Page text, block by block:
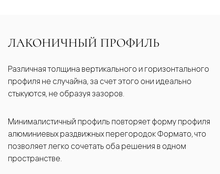
ЛАКОНИЧНЫЙ ПРОФИЛЬ
Различная толщина вертикального и горизонтального
профиля не случайна, за счет этого они идеально
стыкуются, не образуя зазоров.
Минималистичный профиль повторяет форму профиля
алюминиевых раздвижных перегородок Формато, что
позволяет легко сочетать оба решения в одном
пространстве.